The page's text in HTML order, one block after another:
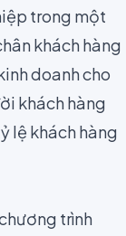
trong một
khách hàng
doanh cho
khách hàng
lệ khách hàng
trình